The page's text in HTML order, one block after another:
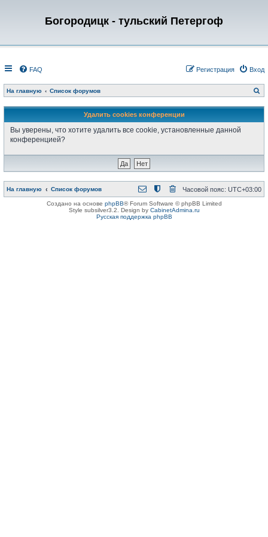
Богородицк - тульский Петергоф
FAQ Вход
Регистрация
На главную Список форумов
о
с
Удалить cookies конференции
Вы уверены, что хотите удалить все cookie, установленные данной
конференцией?
На главную Список форумов Часовой пояс: UTC+03:00
Создано на основе phpBB® Forum Software © phpBB Limited
Style subsilver3.2. Design by CabinetAdmina.ru
Русская поддержка phpBB